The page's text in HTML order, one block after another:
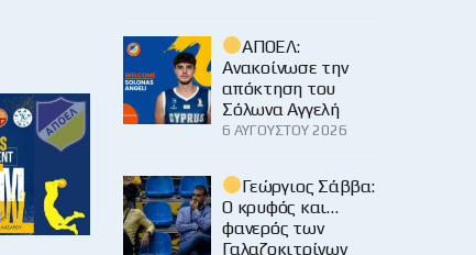
ΑΠΟΕΛ:
Ανακοίνωσε την
απόκτηση του
Σόλωνα Αγγελή
6 ΑΥΓΟΎΣΤΟΥ 2026
Γεώργιος Σάββα:
Ο κρυφός και…
φανερός των
Γαλαζοκιτρίνων